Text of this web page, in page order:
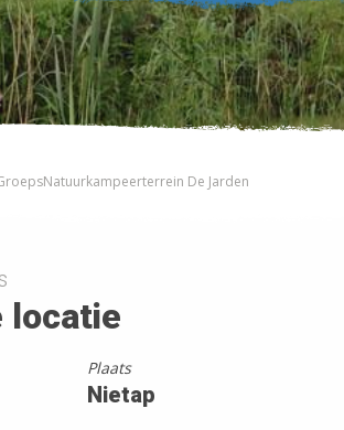
De Jarden
locatie
Plaats
Nietap